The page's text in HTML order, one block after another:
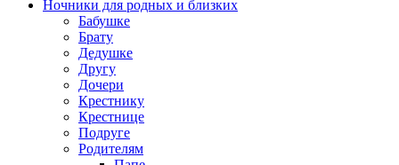
Ночники для родных и близких
Бабушке
Брату
Дедушке
Другу
Дочери
Крестнику
Крестнице
Подруге
Родителям